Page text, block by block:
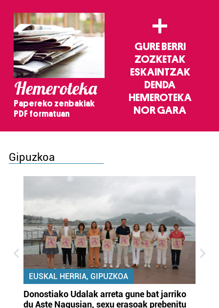
Hemeroteka
Papereko zenbakiak
PDF formatuan
+
GURE BERRI
ZOZKETAK
ESKAINTZAK
DENDA
HEMEROTEKA
NOR GARA
Gipuzkoa
EUSKAL HERRIA, GIPUZKOA
Donostiako Udalak arreta gune bat jarriko
du Aste Nagusian, sexu erasoak prebenitu